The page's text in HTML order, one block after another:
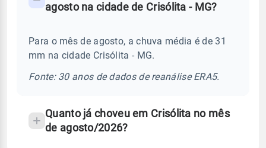
Perguntas
sobre
chuva
agosto na cidade de Crisólita - MG?
Para o mês de agosto, a chuva média é de 31
mm na cidade Crisólita - MG.
Fonte: 30 anos de dados de reanálise ERA5.
Quanto já choveu em Crisólita no mês
de agosto/2026?